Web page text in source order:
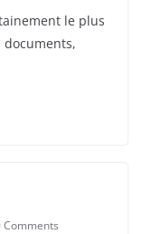
le plus
documents,
Comments